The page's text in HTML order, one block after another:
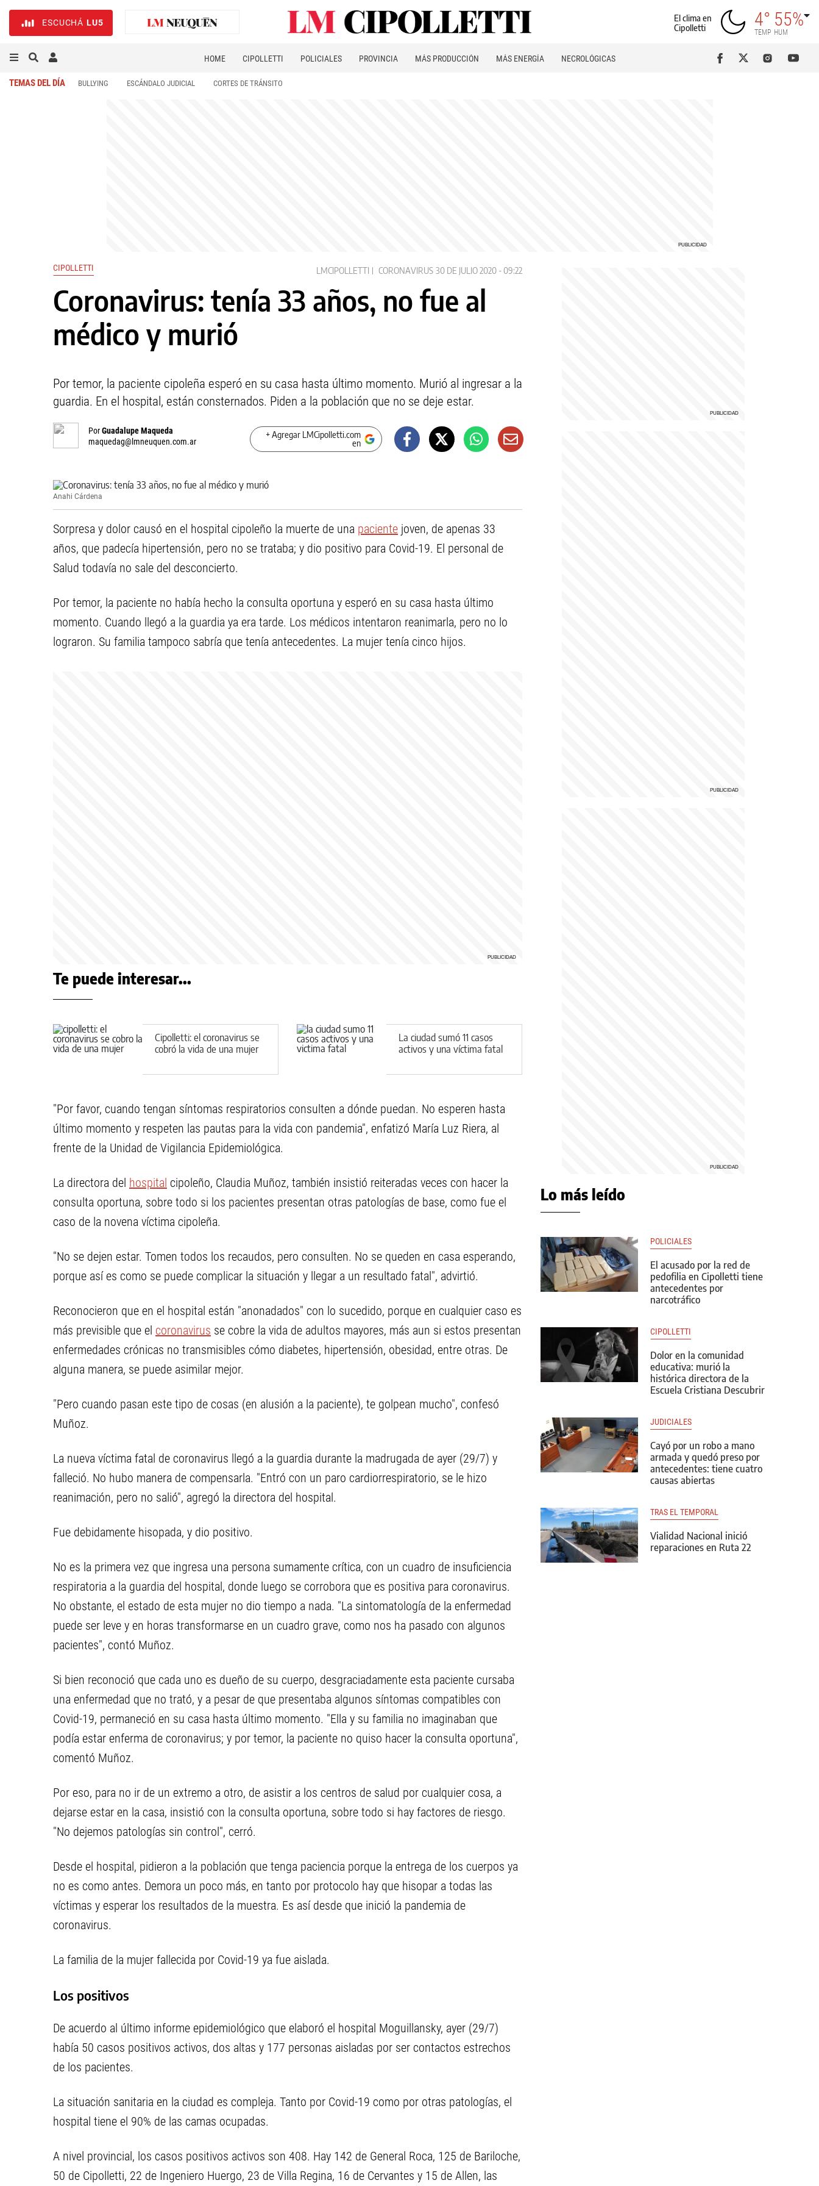
ESCUCHÁ LU5
El clima en
Cipolletti
4°
TEMP
55%
HUM
HOME CIPOLLETTI POLICIALES PROVINCIA MÁS PRODUCCIÓN MÁS ENERGÍA NECROLÓGICAS
TEMAS DEL DÍA BULLYING ESCÁNDALO JUDICIAL CORTES DE TRÁNSITO
CIPOLLETTI LMCIPOLLETTI CORONAVIRUS 30 DE JULIO 2020 - 09:22
Coronavirus: tenía 33 años, no fue al
médico y murió
Por temor, la paciente cipoleña esperó en su casa hasta último momento. Murió al ingresar a la
guardia. En el hospital, están consternados. Piden a la población que no se deje estar.
PorGuadalupe Maqueda
maquedag@lmneuquen.com.ar
+ Agregar LMCipolletti.com
en
Anahi Cárdena
Sorpresa y dolor causó en el hospital cipoleño la muerte de una paciente joven, de apenas 33
años, que padecía hipertensión, pero no se trataba; y dio positivo para Covid-19. El personal de
Salud todavía no sale del desconcierto.
Por temor, la paciente no había hecho la consulta oportuna y esperó en su casa hasta último
momento. Cuando llegó a la guardia ya era tarde. Los médicos intentaron reanimarla, pero no lo
lograron. Su familia tampoco sabría que tenía antecedentes. La mujer tenía cinco hijos.
Te puede interesar...
Cipolletti: el coronavirus se
cobró la vida de una mujer
La ciudad sumó 11 casos
activos y una víctima fatal
"Por favor, cuando tengan síntomas respiratorios consulten a dónde puedan. No esperen hasta
último momento y respeten las pautas para la vida con pandemia", enfatizó María Luz Riera, al
frente de la Unidad de Vigilancia Epidemiológica.
La directora del hospital cipoleño, Claudia Muñoz, también insistió reiteradas veces con hacer la
consulta oportuna, sobre todo si los pacientes presentan otras patologías de base, como fue el
caso de la novena víctima cipoleña.
"No se dejen estar. Tomen todos los recaudos, pero consulten. No se queden en casa esperando,
porque así es como se puede complicar la situación y llegar a un resultado fatal", advirtió.
Reconocieron que en el hospital están "anonadados" con lo sucedido, porque en cualquier caso es
más previsible que el coronavirus se cobre la vida de adultos mayores, más aun si estos presentan
enfermedades crónicas no transmisibles cómo diabetes, hipertensión, obesidad, entre otras. De
alguna manera, se puede asimilar mejor.
"Pero cuando pasan este tipo de cosas (en alusión a la paciente), te golpean mucho", confesó
Muñoz.
La nueva víctima fatal de coronavirus llegó a la guardia durante la madrugada de ayer (29/7) y
falleció. No hubo manera de compensarla. "Entró con un paro cardiorrespiratorio, se le hizo
reanimación, pero no salió", agregó la directora del hospital.
Fue debidamente hisopada, y dio positivo.
No es la primera vez que ingresa una persona sumamente crítica, con un cuadro de insuficiencia
respiratoria a la guardia del hospital, donde luego se corrobora que es positiva para coronavirus.
No obstante, el estado de esta mujer no dio tiempo a nada. "La sintomatología de la enfermedad
puede ser leve y en horas transformarse en un cuadro grave, como nos ha pasado con algunos
pacientes", contó Muñoz.
Si bien reconoció que cada uno es dueño de su cuerpo, desgraciadamente esta paciente cursaba
una enfermedad que no trató, y a pesar de que presentaba algunos síntomas compatibles con
Covid-19, permaneció en su casa hasta último momento. "Ella y su familia no imaginaban que
podía estar enferma de coronavirus; y por temor, la paciente no quiso hacer la consulta oportuna",
comentó Muñoz.
Por eso, para no ir de un extremo a otro, de asistir a los centros de salud por cualquier cosa, a
dejarse estar en la casa, insistió con la consulta oportuna, sobre todo si hay factores de riesgo.
"No dejemos patologías sin control", cerró.
Desde el hospital, pidieron a la población que tenga paciencia porque la entrega de los cuerpos ya
no es como antes. Demora un poco más, en tanto por protocolo hay que hisopar a todas las
víctimas y esperar los resultados de la muestra. Es así desde que inició la pandemia de
coronavirus.
La familia de la mujer fallecida por Covid-19 ya fue aislada.
Los positivos
De acuerdo al último informe epidemiológico que elaboró el hospital Moguillansky, ayer (29/7)
había 50 casos positivos activos, dos altas y 177 personas aisladas por ser contactos estrechos
de los pacientes.
La situación sanitaria en la ciudad es compleja. Tanto por Covid-19 como por otras patologías, el
hospital tiene el 90% de las camas ocupadas.
A nivel provincial, los casos positivos activos son 408. Hay 142 de General Roca, 125 de Bariloche,
50 de Cipolletti, 22 de Ingeniero Huergo, 23 de Villa Regina, 16 de Cervantes y 15 de Allen, las
Lo más leído
POLICIALES
El acusado por la red de
pedofilia en Cipolletti tiene
antecedentes por
narcotráfico
CIPOLLETTI
Dolor en la comunidad
educativa: murió la
histórica directora de la
Escuela Cristiana Descubrir
JUDICIALES
Cayó por un robo a mano
armada y quedó preso por
antecedentes: tiene cuatro
causas abiertas
TRAS EL TEMPORAL
Vialidad Nacional inició
reparaciones en Ruta 22